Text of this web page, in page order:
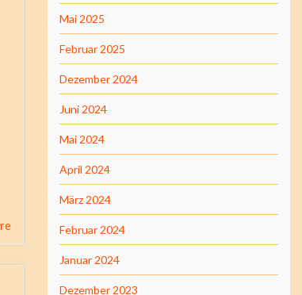
Mai 2025
Februar 2025
Dezember 2024
Juni 2024
Mai 2024
April 2024
März 2024
Februar 2024
Januar 2024
Dezember 2023